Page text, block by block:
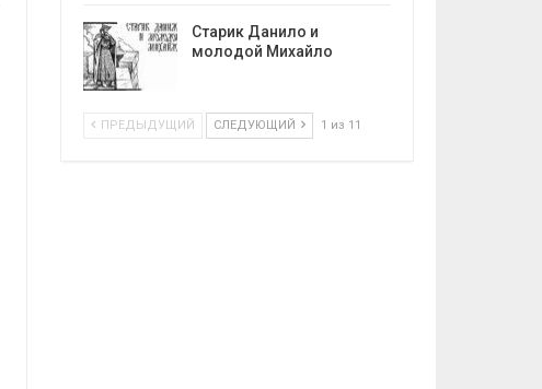
Старик Данило и
молодой Михайло
ПРЕДЫДУЩИЙ СЛЕДУЮЩИЙ 1 из 11